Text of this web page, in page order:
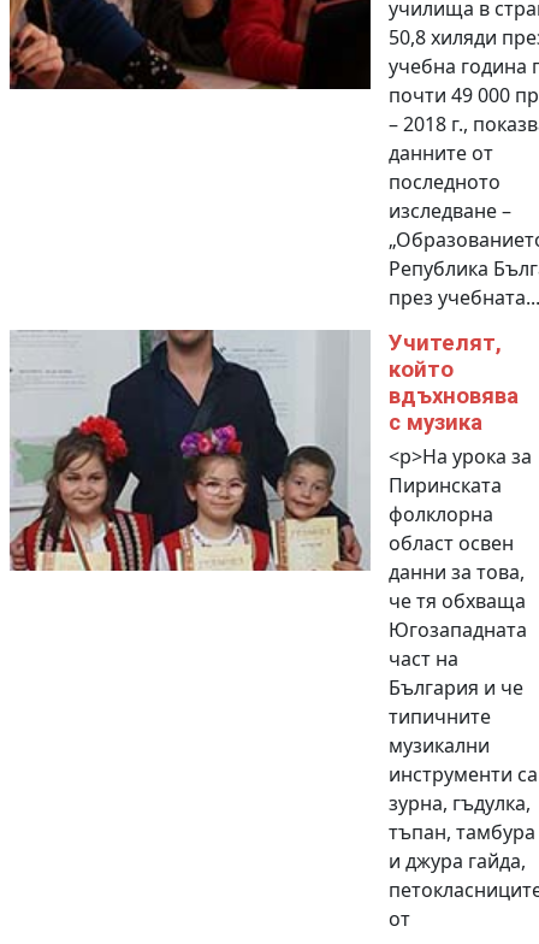
училища в
50,8 хиляди
учебна година
почти 49 000
– 2018 г.,
данните от
последното
изследване –
Република
през учебната...
Учителят,
който
вдъхновява
с музика
<p>На урока за
Пиринската
фолклорна
област освен
данни за това,
че тя обхваща
Югозападната
част на
България и че
типичните
музикални
инструменти са
зурна, гъдулка,
тъпан, тамбура
и джура гайда,
от